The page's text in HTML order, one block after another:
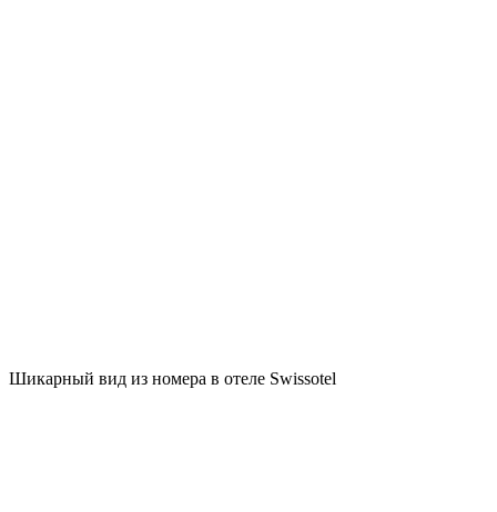
Шикарный вид из номера в отеле Swissotel